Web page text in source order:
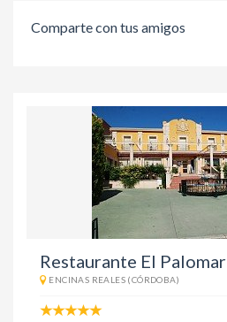
Comparte con tus amigos
Restaurante El Palomar
ENCINAS REALES (CÓRDOBA)